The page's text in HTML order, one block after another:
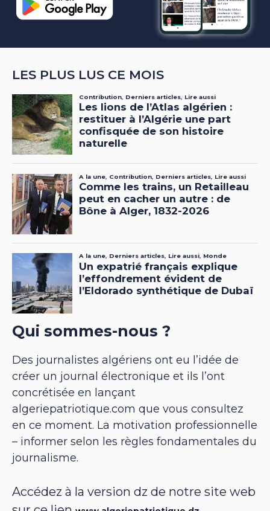
LES PLUS LUS CE MOIS
Qui sommes-nous ?
Des journalistes algériens ont eu l’idée de
créer un journal électronique et ils l’ont
concrétisée en lançant
algeriepatriotique.com que vous consultez
en ce moment. La motivation professionnelle
– informer selon les règles fondamentales du
journalisme.
Accédez à la version dz de notre site web